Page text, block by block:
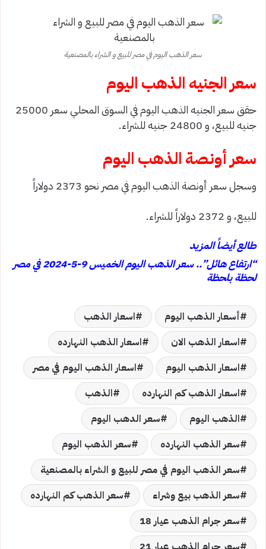
سعر الذهب اليوم في مصر للبيع و الشراء بالمصنعية
سعر الجنيه الذهب اليوم
حقق سعر الجنيه الذهب اليوم في السوق المحلي سعر 25000
جنيه للبيع، و 24800 جنيه للشراء.
سعر أونصة الذهب اليوم
وسجل سعر أونصة الذهب اليوم في مصر نحو 2373 دولاراً
للبيع، و 2372 دولاراً للشراء.
طالع أيضاً المزيد
“ارتفاع هائل”.. سعر الذهب اليوم الخميس 9-5-2024 في مصر
لحظة بلحظة
أسعار الذهب اليوم
اسعار الذهب
اسعار الذهب الان
اسعار الذهب النهارده
اسعار الذهب اليوم
اسعار الذهب اليوم في مصر
اسعار الذهب كم النهارده
الذهب
الذهب اليوم
سعر الدهب اليوم
سعر الذهب النهارده
سعر الذهب اليوم
سعر الذهب اليوم في مصر للبيع و الشراء بالمصنعية
سعر الذهب بيع وشراء
سعر الذهب كم النهارده
سعر جرام الذهب عيار 18